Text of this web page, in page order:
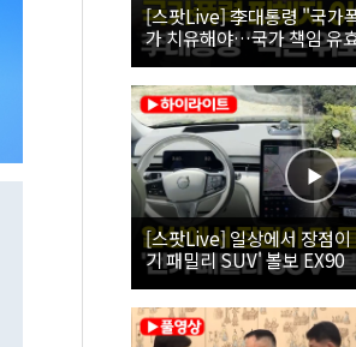
[스팟Live] 李대통령 "국가
가 치유해야…국가 책임 유
26.08.07 국가폭력 피해자
[스팟Live] 일상에서 장점이
기 패밀리 SUV' 볼보 EX90